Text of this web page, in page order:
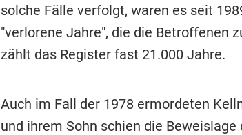
solche Fälle verfolgt, waren es seit
"verlorene Jahre", die die Betroffenen
zählt das Register fast 21.000 Jahre.
Auch im Fall der 1978 ermordeten
und ihrem Sohn schien die